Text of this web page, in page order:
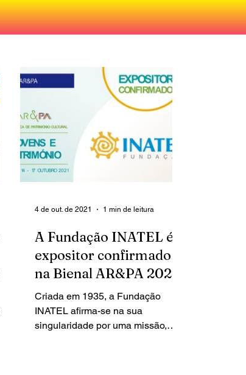
A Fundação INATEL é
expositor confirmado
na Bienal AR&PA 2021
Criada em 1935, a Fundação
INATEL afirma-se na sua
singularidade por uma missão,
4 de out. de 2021 1 min de leitura